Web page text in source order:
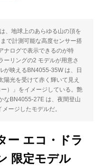
、地球上のあらゆる山の頂を
で計測可能な高度センサー搭
ナログで表示できるのが特
ーリングの2 モデルが用意さ
が映えるBN4055-35W は、日
陽光を受けて赤く輝いて見え
）」をイメージしている。艶
なBN4055-27E は、夜間登山
ージしたモデルだ。
ー エコ・ドラ
限定モデル